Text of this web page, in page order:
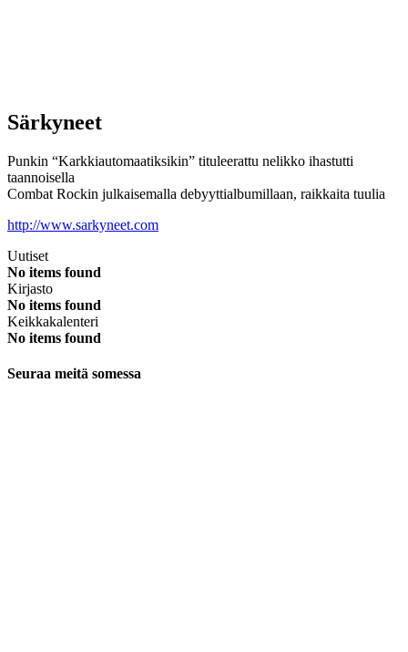
Särkyneet
Punkin “Karkkiautomaatiksikin” tituleerattu nelikko ihastutti
taannoisella
Combat Rockin julkaisemalla debyyttialbumillaan, raikkaita tuulia
http://www.sarkyneet.com
Uutiset
No items found
Kirjasto
No items found
Keikkakalenteri
No items found
Seuraa meitä somessa